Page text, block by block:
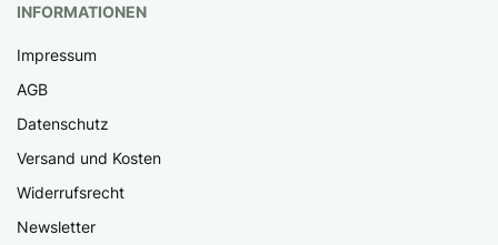
INFORMATIONEN
Impressum
AGB
Datenschutz
Versand und Kosten
Widerrufsrecht
Newsletter